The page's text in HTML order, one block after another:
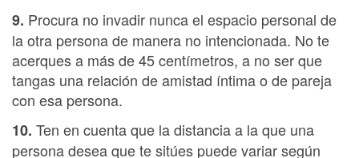
9. Procura no invadir nunca el espacio personal de
la otra persona de manera no intencionada. No te
acerques a más de 45 centímetros, a no ser que
tangas una relación de amistad íntima o de pareja
con esa persona.
10. Ten en cuenta que la distancia a la que una
persona desea que te sitúes puede variar según